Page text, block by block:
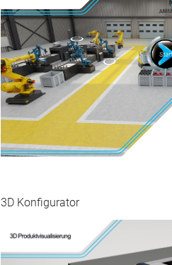
3D Konfigurator